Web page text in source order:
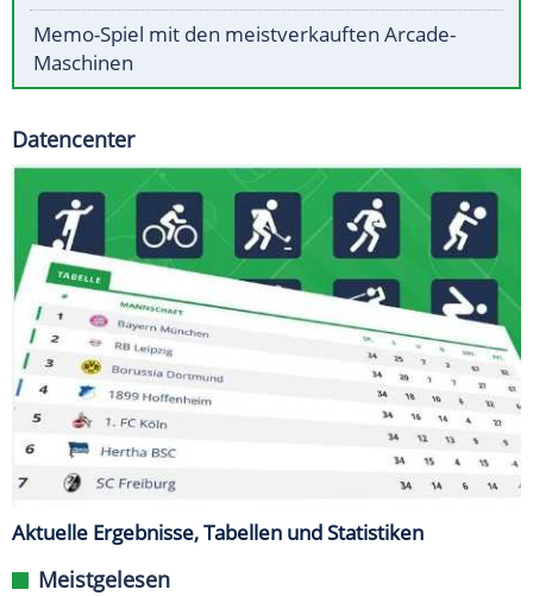
Memo-Spiel mit den meistverkauften Arcade-
Maschinen
Datencenter
Aktuelle Ergebnisse, Tabellen und Statistiken
Meistgelesen